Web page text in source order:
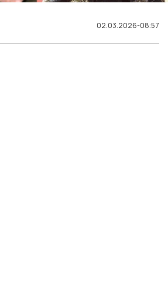
02.03.2026-08:57